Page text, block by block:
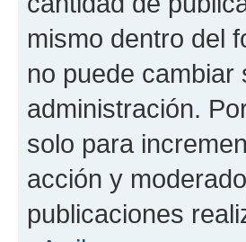
mismo dentro del
no puede
administración.
solo para
acción y
publicaciones